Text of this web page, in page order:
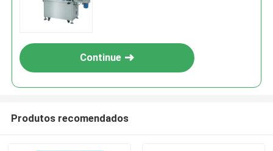
Continue
Produtos recomendados